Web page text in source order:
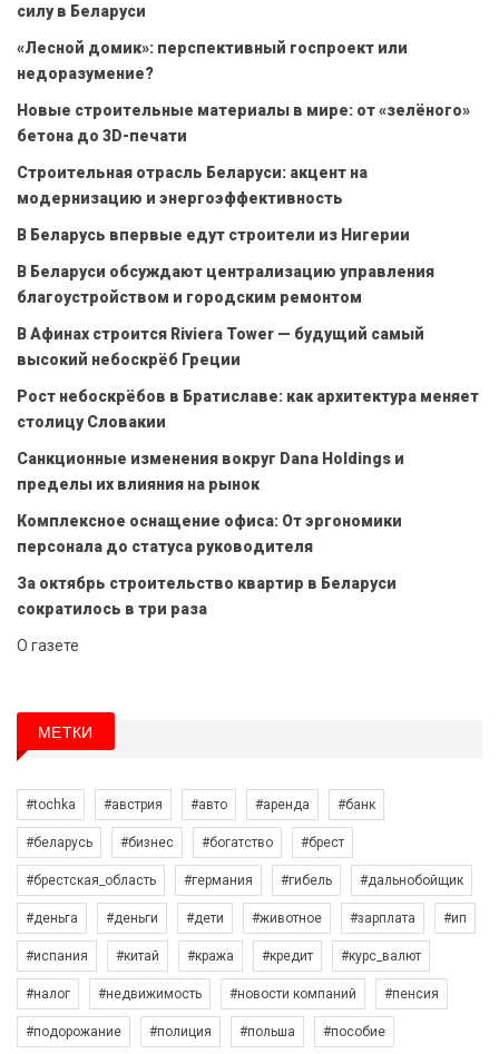
силу в Беларуси
«Лесной домик»: перспективный госпроект или
недоразумение?
Новые строительные материалы в мире: от «зелёного»
бетона до 3D-печати
Строительная отрасль Беларуси: акцент на
модернизацию и энергоэффективность
В Беларусь впервые едут строители из Нигерии
В Беларуси обсуждают централизацию управления
благоустройством и городским ремонтом
В Афинах строится Riviera Tower — будущий самый
высокий небоскрёб Греции
Рост небоскрёбов в Братиславе: как архитектура меняет
столицу Словакии
Санкционные изменения вокруг Dana Holdings и
пределы их влияния на рынок
Комплексное оснащение офиса: От эргономики
персонала до статуса руководителя
За октябрь строительство квартир в Беларуси
сократилось в три раза
О газете
МЕТКИ
#tochka #австрия #авто #аренда #банк
#беларусь #бизнес #богатство #брест
#брестская_область #германия #гибель #дальнобойщик
#деньга #деньги #дети #животное #зарплата #ип
#испания #китай #кража #кредит #курс_валют
#налог #недвижимость #новости компаний #пенсия
#подорожание #полиция #польша #пособие